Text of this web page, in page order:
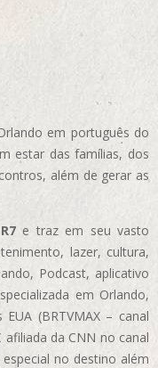
em português do
estar das famílias, dos
além de gerar as
R7e traz em seu vasto
lazer, cultura,
Podcast, aplicativo
em Orlando,
(BRTVMAX – canal
afiliada da CNN no canal
no destino além